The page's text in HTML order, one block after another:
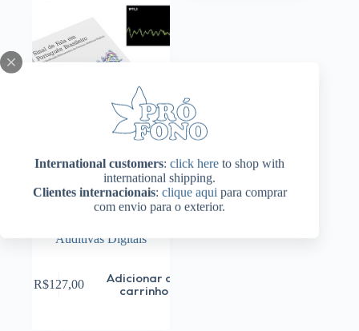
International customers: click here to shop with
international shipping.
Clientes internacionais: clique aqui para comprar
com envio para o exterior.
Sinal de Fala em Português
Brasileiro para Verificação
Auditivas Digitais
R$127,00
Adicionar ao
carrinho